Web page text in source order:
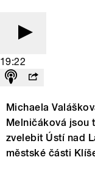
19:22
Michaela
Melničáková jsou
zvelebit Ústí nad
městské části